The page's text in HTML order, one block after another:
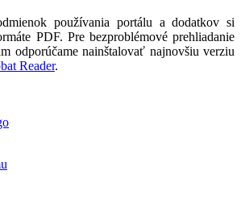
používania portálu a dodatkov si
PDF. Pre bezproblémové prehliadanie
odporúčame nainštalovať najnovšiu verziu
Reader.